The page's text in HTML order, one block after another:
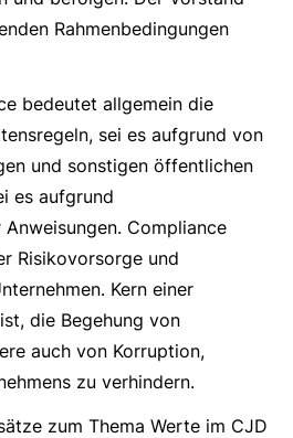
Rahmenbedingungen
bedeutet allgemein die
sei es aufgrund von
und sonstigen öffentlichen
es aufgrund
Compliance
Risikovorsorge und
Kern einer
die Begehung von
auch von Korruption,
zu verhindern.
zum Thema Werte im CJD